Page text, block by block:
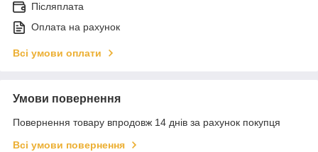
Післяплата
Оплата на рахунок
Всі умови оплати
Умови повернення
Повернення товару впродовж 14 днів за рахунок покупця
Всі умови повернення